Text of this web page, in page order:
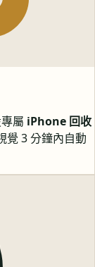
屬 iPhone 回收
覺 3 分鐘內自動